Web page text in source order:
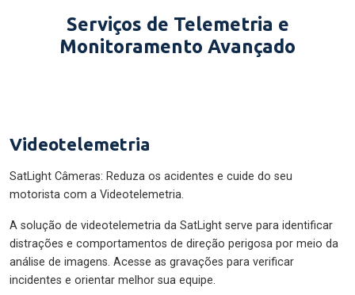
Serviços de Telemetria e
Monitoramento Avançado
Videotelemetria
SatLight Câmeras: Reduza os acidentes e cuide do seu
motorista com a Videotelemetria.
A solução de videotelemetria da SatLight serve para identificar
distrações e comportamentos de direção perigosa por meio da
análise de imagens. Acesse as gravações para verificar
incidentes e orientar melhor sua equipe.